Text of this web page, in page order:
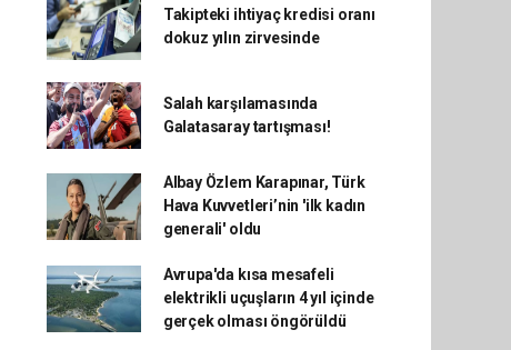
Takipteki ihtiyaç kredisi oranı
dokuz yılın zirvesinde
Salah karşılamasında
Galatasaray tartışması!
Albay Özlem Karapınar, Türk
Hava Kuvvetleri’nin 'ilk kadın
generali' oldu
Avrupa'da kısa mesafeli
elektrikli uçuşların 4 yıl içinde
gerçek olması öngörüldü